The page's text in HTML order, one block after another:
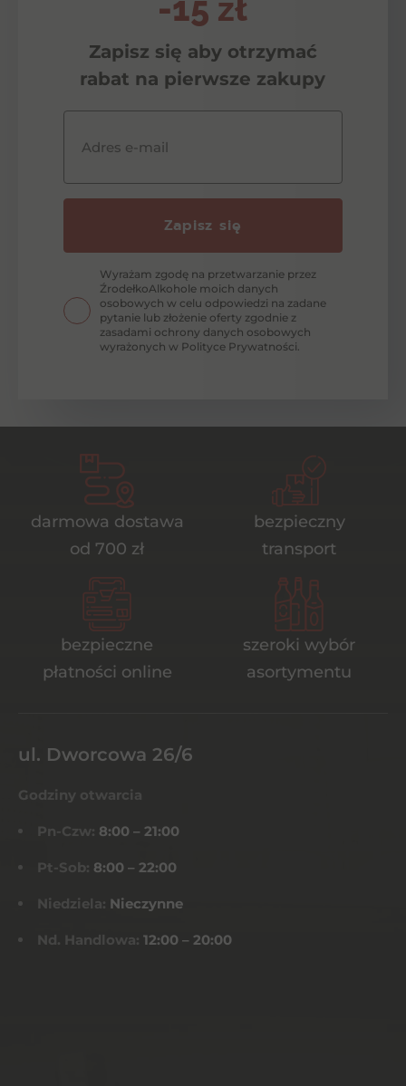
-15 zł
Zapisz się aby otrzymać
rabat na pierwsze zakupy
Adres e-mail
Zapisz się
Wyrażam zgodę na przetwarzanie przez
ŹrodełkoAlkohole moich danych
osobowych w celu odpowiedzi na zadane
pytanie lub złożenie oferty zgodnie z
zasadami ochrony danych osobowych
wyrażonych w Polityce Prywatności.
darmowa dostawa
od 700 zł
bezpieczny
transport
bezpieczne
płatności online
szeroki wybór
asortymentu
ul. Dworcowa 26/6
Godziny otwarcia
Pn-Czw: 8:00 – 21:00
Pt-Sob: 8:00 – 22:00
Niedziela: Nieczynne
Nd. Handlowa: 12:00 – 20:00